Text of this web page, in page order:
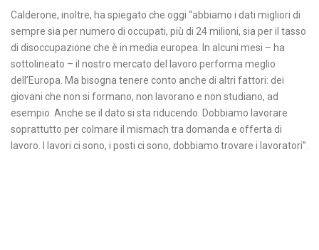
Calderone, inoltre, ha spiegato che oggi “abbiamo i dati migliori di
sempre sia per numero di occupati, più di 24 milioni, sia per il tasso
di disoccupazione che è in media europea. In alcuni mesi – ha
sottolineato – il nostro mercato del lavoro performa meglio
dell’Europa. Ma bisogna tenere conto anche di altri fattori: dei
giovani che non si formano, non lavorano e non studiano, ad
esempio. Anche se il dato si sta riducendo. Dobbiamo lavorare
soprattutto per colmare il mismach tra domanda e offerta di
lavoro. I lavori ci sono, i posti ci sono, dobbiamo trovare i lavoratori”.